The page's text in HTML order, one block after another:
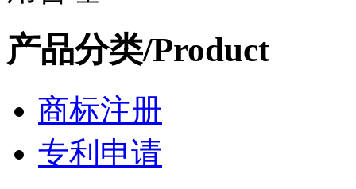
产品分类/Product
商标注册
专利申请